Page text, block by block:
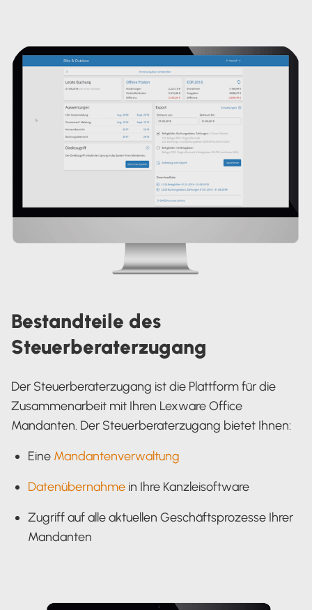
Bestandteile des
Steuerberaterzugang
Der Steuerberaterzugang ist die Plattform für die
Zusammenarbeit mit Ihren Lexware Office
Mandanten. Der Steuerberaterzugang bietet Ihnen:
Eine Mandantenverwaltung
Datenübernahme in Ihre Kanzleisoftware
Zugriff auf alle aktuellen Geschäftsprozesse Ihrer
Mandanten